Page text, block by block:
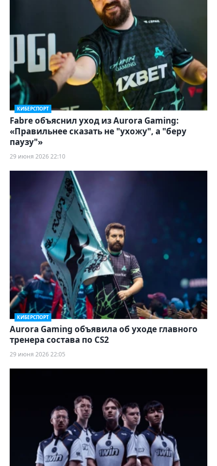
КИБЕРСПОРТ
Fabre объяснил уход из Aurora Gaming:
«Правильнее сказать не "ухожу", а "беру
паузу"»
29 июня 2026 22:10
КИБЕРСПОРТ
Aurora Gaming объявила об уходе главного
тренера состава по CS2
29 июня 2026 22:05